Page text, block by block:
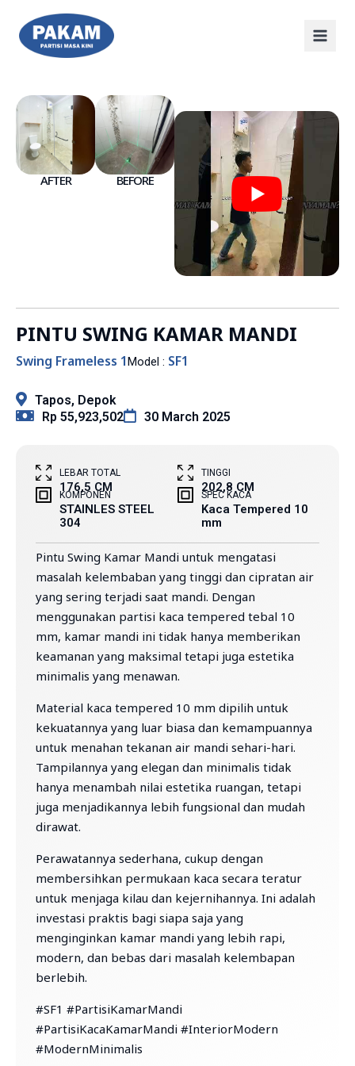
AFTER BEFORE
PINTU SWING KAMAR MANDI
Swing Frameless 1Model : SF1
Tapos, Depok
Rp 55,923,502
30 March 2025
LEBAR TOTAL
176,5 CM
TINGGI
202,8 CM
KOMPONEN
STAINLES STEEL
304
SPEC KACA
Kaca Tempered 10
mm
Pintu Swing Kamar Mandi untuk mengatasi
masalah kelembaban yang tinggi dan cipratan air
yang sering terjadi saat mandi. Dengan
menggunakan partisi kaca tempered tebal 10
mm, kamar mandi ini tidak hanya memberikan
keamanan yang maksimal tetapi juga estetika
minimalis yang menawan.
Material kaca tempered 10 mm dipilih untuk
kekuatannya yang luar biasa dan kemampuannya
untuk menahan tekanan air mandi sehari-hari.
Tampilannya yang elegan dan minimalis tidak
hanya menambah nilai estetika ruangan, tetapi
juga menjadikannya lebih fungsional dan mudah
dirawat.
Perawatannya sederhana, cukup dengan
membersihkan permukaan kaca secara teratur
untuk menjaga kilau dan kejernihannya. Ini adalah
investasi praktis bagi siapa saja yang
menginginkan kamar mandi yang lebih rapi,
modern, dan bebas dari masalah kelembapan
berlebih.
#SF1 #PartisiKamarMandi
#PartisiKacaKamarMandi #InteriorModern
#ModernMinimalis